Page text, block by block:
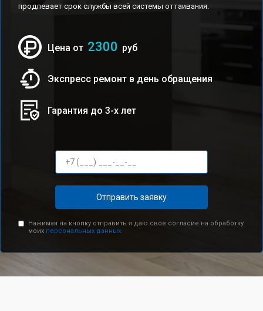
продлевает срок службы всей системы оттаивания.
Цена от 2300 руб
Экспресс ремонт в день обращения
Гарантия до 3-х лет
Отправить заявку
Нажимая на кнопку отправить я даю свое согласие на обработку
моих персональных данных.